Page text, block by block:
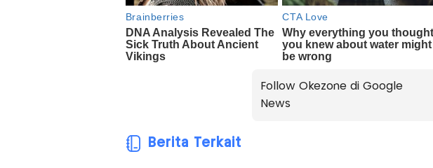
Follow Okezone di Google
News
Berita Terkait